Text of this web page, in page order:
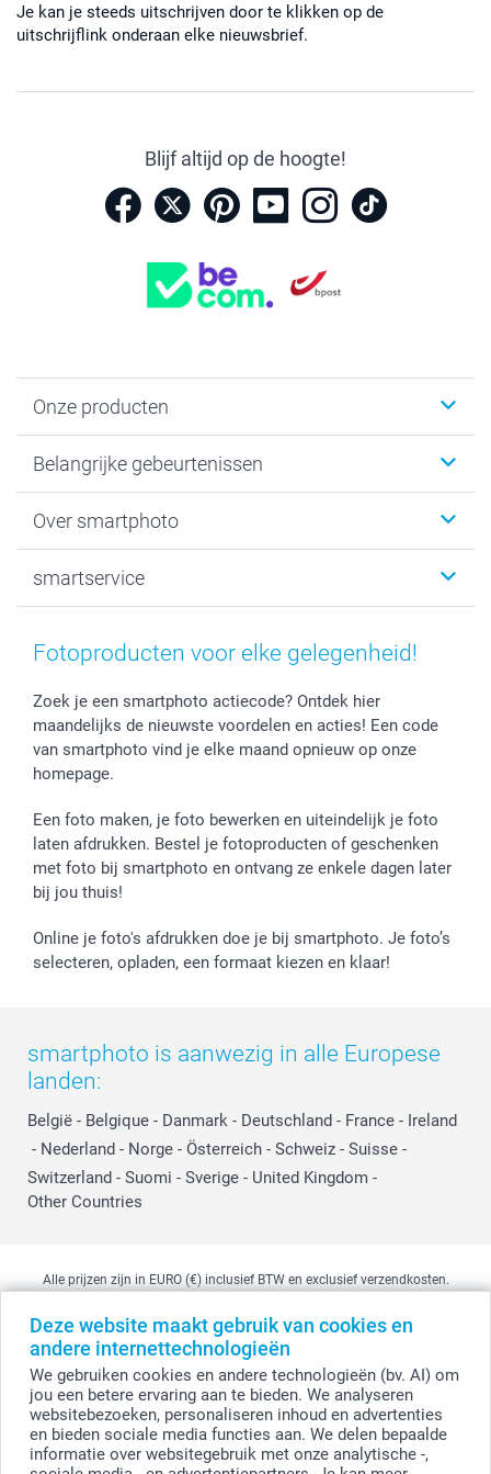
Deze website maakt gebruik van cookies en
andere internettechnologieën
We gebruiken cookies en andere technologieën (bv. AI) om
jou een betere ervaring aan te bieden. We analyseren
websitebezoeken, personaliseren inhoud en advertenties
en bieden sociale media functies aan. We delen bepaalde
informatie over websitegebruik met onze analytische -,
20 cm
Je kan je steeds uitschrijven door te klikken op de
uitschrijflink onderaan elke nieuwsbrief.
Blijf altijd op de hoogte!
Onze producten
Fotogeschenken
Fotoprints, Fotoposter & Fotoalbum met fotoprints
MyNameBook
Stickers en Etiketten
Fotokaders, Decoratie en Snoepjes
Fotokalenders & Fotoagenda's
Belangrijke gebeurtenissen
Baby
Communie- en Lentefeest
Geschenken voor hem
Afstuderen
Moederdag
Vaderdag
Verjaardag
Geboorte
Over smartphoto
Duurzaamheid
Voorwaarden
Herroepingsrecht
Klachtenregeling
Wettelijke garantie
Privacybeleid
Cookiebeleid
Prijslijst
Jobs & Stages
Investor Relations
smartservice
smartgarantie
smartbonus
Betalingsmogelijkheden
Grote bestellingen
Levering
Mijn orderstatus
smartfriends
Fotoproducten voor elke gelegenheid!
Zoek je een smartphoto actiecode? Ontdek hier
maandelijks de nieuwste voordelen en acties! Een code
van smartphoto vind je elke maand opnieuw op onze
homepage.
Een foto maken, je foto bewerken en uiteindelijk je foto
laten afdrukken. Bestel je fotoproducten of geschenken
met foto bij smartphoto en ontvang ze enkele dagen later
bij jou thuis!
Online je foto's afdrukken doe je bij smartphoto. Je foto’s
selecteren, opladen, een formaat kiezen en klaar!
smartphoto is aanwezig in alle Europese
landen:
België - Belgique - Danmark - Deutschland - France - Ireland
- Nederland - Norge - Österreich - Schweiz - Suisse -
Switzerland - Suomi - Sverige - United Kingdom -
Other Countries
© smartphoto group. Alle rechten voorbehouden
smartphoto group NV.
Kwatrechtsteenweg 160, 9230 Wetteren, België
BTW-nummer BE 0405.706.755
Ondernemingsnummer 0405.706.755.
Bankgegevens: IBAN BE71 2850 2711 5569 - BIC: GEBABEBB
Alle prijzen zijn in EURO (€) inclusief BTW en exclusief verzendkosten.